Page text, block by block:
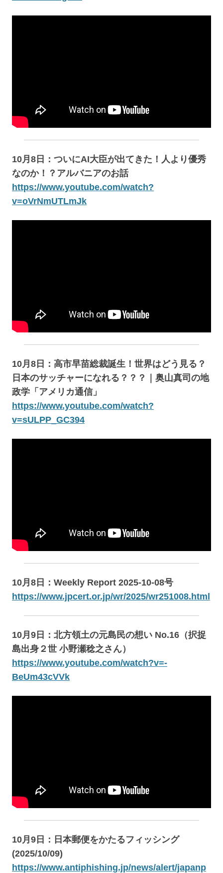
10月8日：ついにAI大臣が出てきた！人より優秀
なのか！？アルバニアのお話
https://www.youtube.com/watch?
v=oVrNmUTLmJk
10月8日：高市早苗総裁誕生！世界はどう見る？
日本のサッチャーになれる？？？｜奥山真司の地
政学「アメリカ通信」
https://www.youtube.com/watch?
v=sULPP_GC394
10月8日：Weekly Report 2025-10-08号
https://www.jpcert.or.jp/wr/2025/wr251008.html
10月9日：北方領土の元島民の想い No.16（択捉
島出身２世 小野瀬稔之さん）
https://www.youtube.com/watch?v=-
BeUm43cVVk
10月9日：日本郵便をかたるフィッシング
(2025/10/09)
https://www.antiphishing.jp/news/alert/japanp